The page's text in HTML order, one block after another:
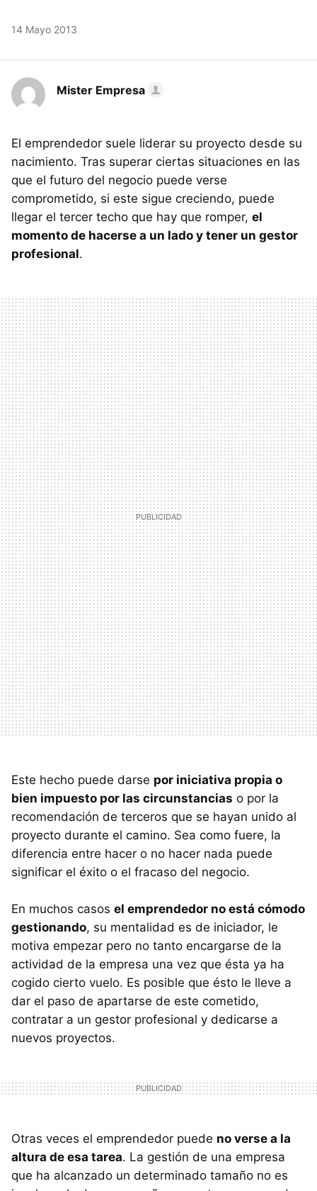
14 Mayo 2013
Mister Empresa
El emprendedor suele liderar su proyecto desde su
nacimiento. Tras superar ciertas situaciones en las
que el futuro del negocio puede verse
comprometido, si este sigue creciendo, puede
llegar el tercer techo que hay que romper, el
momento de hacerse a un lado y tener un gestor
profesional.
Este hecho puede darse por iniciativa propia o
bien impuesto por las circunstancias o por la
recomendación de terceros que se hayan unido al
proyecto durante el camino. Sea como fuere, la
diferencia entre hacer o no hacer nada puede
significar el éxito o el fracaso del negocio.
En muchos casos el emprendedor no está cómodo
gestionando, su mentalidad es de iniciador, le
motiva empezar pero no tanto encargarse de la
actividad de la empresa una vez que ésta ya ha
cogido cierto vuelo. Es posible que ésto le lleve a
dar el paso de apartarse de este cometido,
contratar a un gestor profesional y dedicarse a
nuevos proyectos.
Otras veces el emprendedor puede no verse a la
altura de esa tarea. La gestión de una empresa
que ha alcanzado un determinado tamaño no es